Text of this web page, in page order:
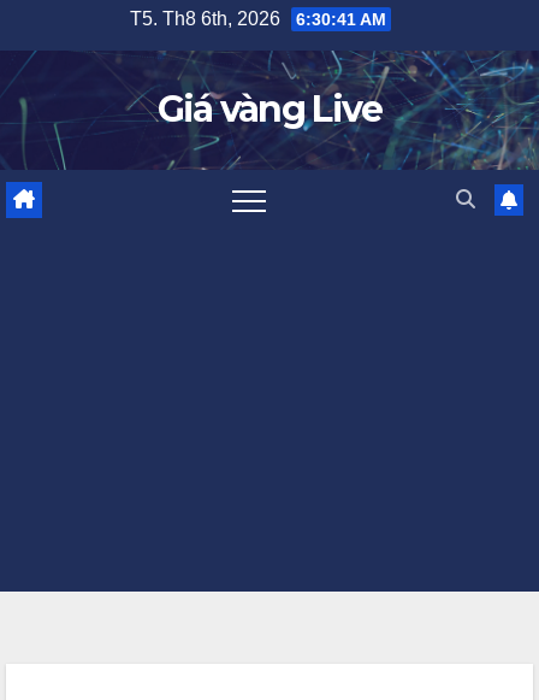
content
T5. Th8 6th, 2026 6:30:42 AM
Giá vàng Live